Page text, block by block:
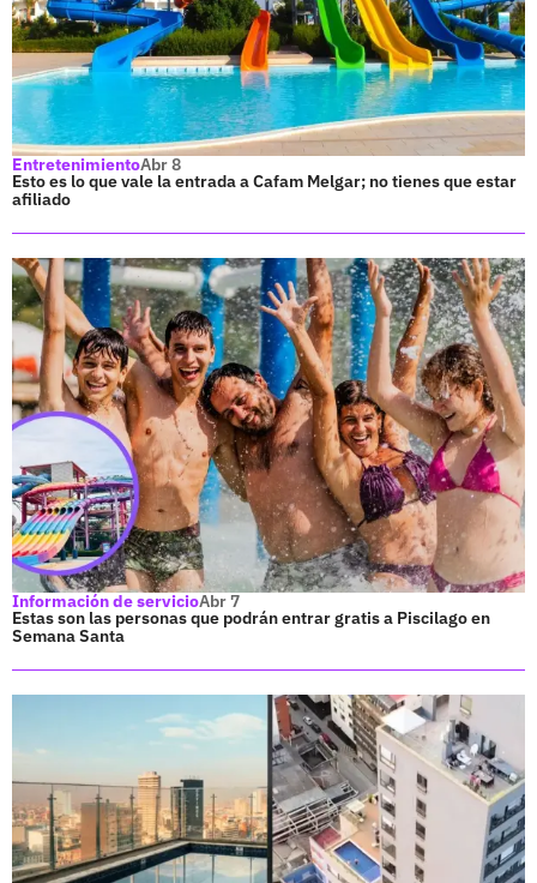
EntretenimientoAbr 8
Esto es lo que vale la entrada a Cafam Melgar; no tienes que estar
afiliado
Información de servicioAbr 7
Estas son las personas que podrán entrar gratis a Piscilago en
Semana Santa